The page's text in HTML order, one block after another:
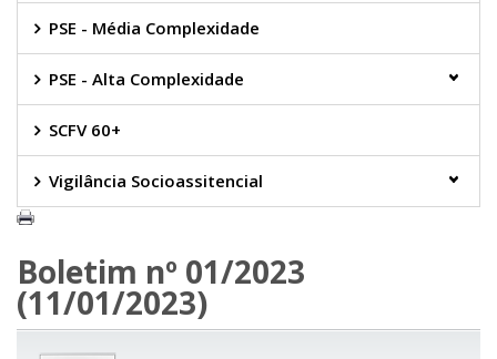
PSE - Média Complexidade
PSE - Alta Complexidade
SCFV 60+
Vigilância Socioassitencial
Boletim nº 01/2023
(11/01/2023)